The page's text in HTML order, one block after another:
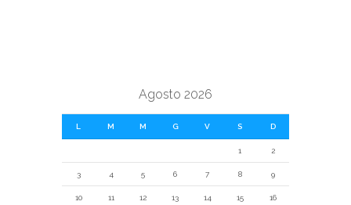
Agosto 2026
L M M G V S D
1 2
3 4 5 6 7 8 9
10 11 12 13 14 15 16